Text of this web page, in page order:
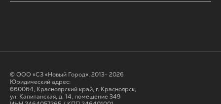
© ООО «СЗ «Новый Город», 2013- 2026
Юридический адрес:
660064, Красноярский край, г. Красноярск,
ул. Капитанская, д. 14, помещение 349